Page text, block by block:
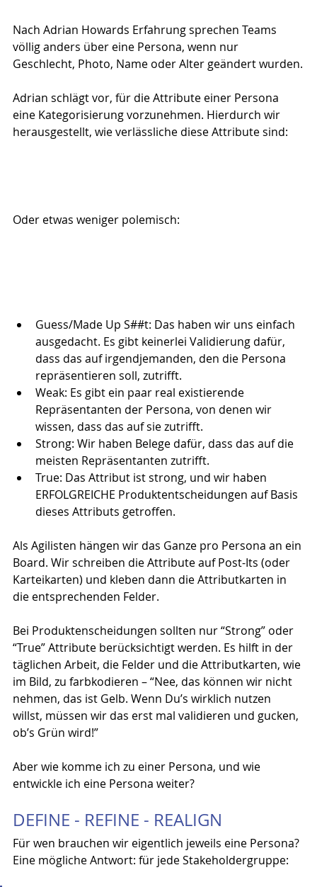
Nach Adrian Howards Erfahrung sprechen Teams
völlig anders über eine Persona, wenn nur
Geschlecht, Photo, Name oder Alter geändert wurden.
Adrian schlägt vor, für die Attribute einer Persona
eine Kategorisierung vorzunehmen. Hierdurch wir
herausgestellt, wie verlässliche diese Attribute sind:
Oder etwas weniger polemisch:
Guess/Made Up S##t: Das haben wir uns einfach
ausgedacht. Es gibt keinerlei Validierung dafür,
dass das auf irgendjemanden, den die Persona
repräsentieren soll, zutrifft.
Weak: Es gibt ein paar real existierende
Repräsentanten der Persona, von denen wir
wissen, dass das auf sie zutrifft.
Strong: Wir haben Belege dafür, dass das auf die
meisten Repräsentanten zutrifft.
True: Das Attribut ist strong, und wir haben
ERFOLGREICHE Produktentscheidungen auf Basis
dieses Attributs getroffen.
Als Agilisten hängen wir das Ganze pro Persona an ein
Board. Wir schreiben die Attribute auf Post-Its (oder
Karteikarten) und kleben dann die Attributkarten in
die entsprechenden Felder.
Bei Produktenscheidungen sollten nur “Strong” oder
“True” Attribute berücksichtigt werden. Es hilft in der
täglichen Arbeit, die Felder und die Attributkarten, wie
im Bild, zu farbkodieren – “Nee, das können wir nicht
nehmen, das ist Gelb. Wenn Du’s wirklich nutzen
willst, müssen wir das erst mal validieren und gucken,
ob’s Grün wird!”
Aber wie komme ich zu einer Persona, und wie
entwickle ich eine Persona weiter?
DEFINE - REFINE - REALIGN
Für wen brauchen wir eigentlich jeweils eine Persona?
Eine mögliche Antwort: für jede Stakeholdergruppe: